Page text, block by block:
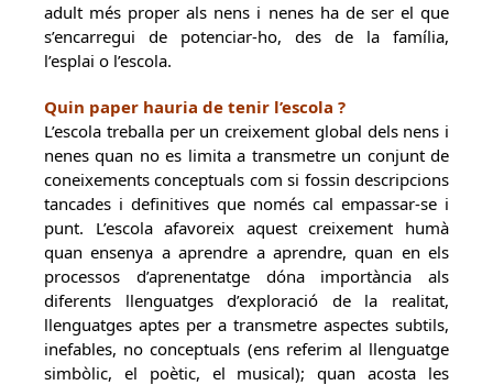
adult més proper als nens i nenes ha de ser el que
s’encarregui de potenciar-ho, des de la família,
l’esplai o l’escola.
Quin paper hauria de tenir l’escola ?
L’escola treballa per un creixement global dels nens i
nenes quan no es limita a transmetre un conjunt de
coneixements conceptuals com si fossin descripcions
tancades i definitives que només cal empassar-se i
punt. L’escola afavoreix aquest creixement humà
quan ensenya a aprendre a aprendre, quan en els
processos d’aprenentatge dóna importància als
diferents llenguatges d’exploració de la realitat,
llenguatges aptes per a transmetre aspectes subtils,
inefables, no conceptuals (ens referim al llenguatge
simbòlic, el poètic, el musical); quan acosta les